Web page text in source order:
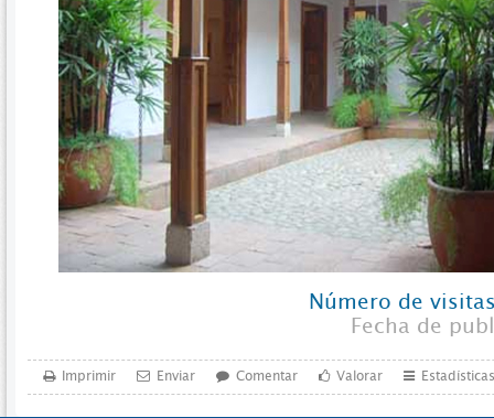
Número de
Fecha de
Imprimir Enviar Comentar Valorar Estadísticas